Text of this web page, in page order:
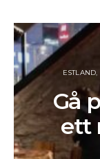
ESTLAND
Gå
ett